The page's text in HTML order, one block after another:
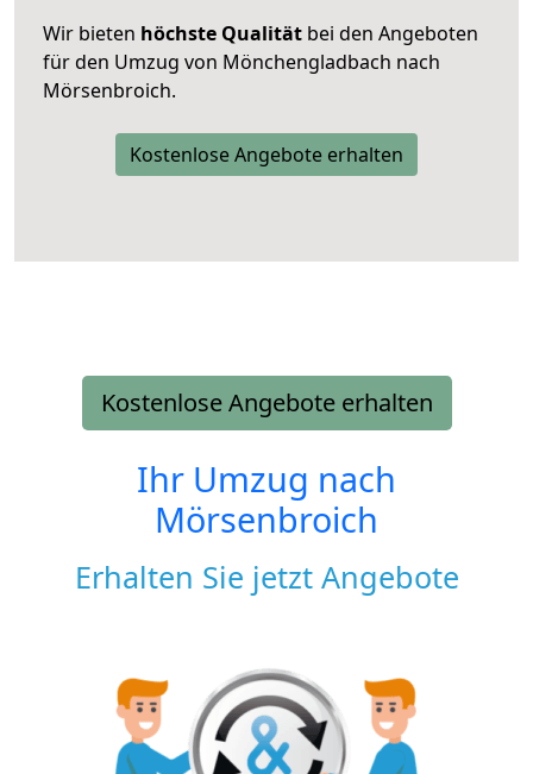
Wir bieten höchste Qualität bei den Angeboten
für den Umzug von Mönchengladbach nach
Mörsenbroich.
Kostenlose Angebote erhalten
Kostenlose Angebote erhalten
Ihr Umzug nach
Mörsenbroich
Erhalten Sie jetzt Angebote